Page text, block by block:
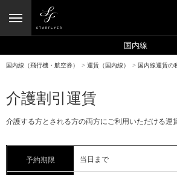
国内線（飛行機・航空券） > 運賃（国内線） > 国内線運賃の
介護割引運賃
介護する方とされる方の両方にご利用いただける運
予約期限 当日まで
国内線